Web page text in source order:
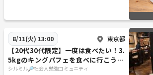
8/11(火) 13:00 東京都
【20代30代限定】一度は食べたい！3.
5kgのキングパフェを食べに行こう🍓
🍨
シルミル🔎社会人勉強コミュニティ